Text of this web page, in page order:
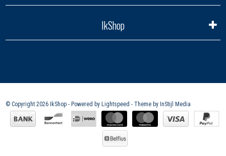
IkShop
© Copyright 2026 IkShop - Powered by Lightspeed - Theme by InStijl Media